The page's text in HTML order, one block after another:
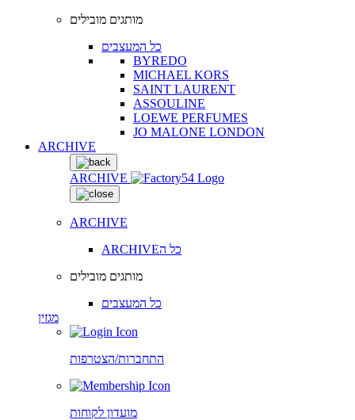
מותגים מובילים
כל המעצבים
BYREDO
MICHAEL KORS
SAINT LAURENT
ASSOULINE
LOEWE PERFUMES
JO MALONE LONDON
ARCHIVE
ARCHIVE
ARCHIVE
ARCHIVEכל ה
מותגים מובילים
כל המעצבים
מגזין
התחברות/הצטרפות
מועדון לקוחות